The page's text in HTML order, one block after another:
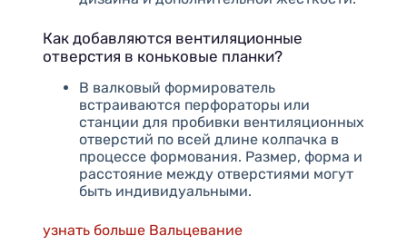
Как добавляются вентиляционные
отверстия в коньковые планки?
В валковый формирователь
встраиваются перфораторы или
станции для пробивки вентиляционных
отверстий по всей длине колпачка в
процессе формования. Размер, форма и
расстояние между отверстиями могут
быть индивидуальными.
узнать больше Вальцевание